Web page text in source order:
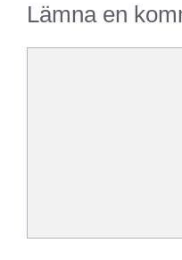
Lämna en